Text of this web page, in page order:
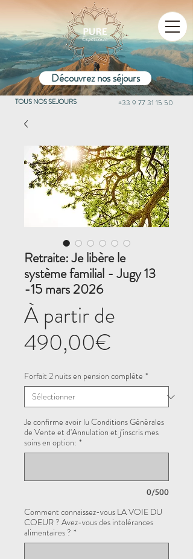
Découvrez nos séjours
+33 9 77 31 15 50
TOUS NOS SEJOURS
Retraite: Je libère le
système familial - Jugy 13
-15 mars 2026
À partir de
490,00€
Forfait 2 nuits en pension complète *
Je confirme avoir lu Conditions Générales
de Vente et d'Annulation et j'inscris mes
soins en option: *
0/500
Comment connaissez-vous LA VOIE DU
COEUR ? Avez-vous des intolérances
alimentaires ? *